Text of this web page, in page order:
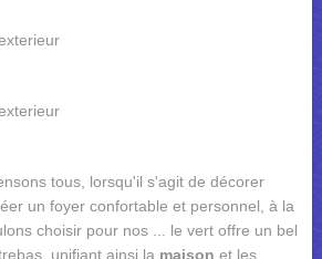
tous, lorsqu'il s'agit de décorer
un foyer confortable et personnel, à la
choisir pour nos ... le vert offre un bel
unifiant ainsi la maison et les